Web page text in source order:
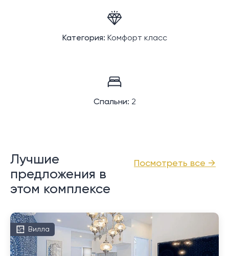
Категория: Комфорт класс
Спальни: 2
Посмотреть все →
Лучшие
предложения в
этом комплексе
Вилла